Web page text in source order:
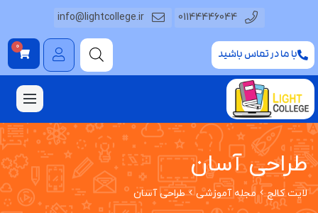
01144446044
info@lightcollege.ir
با ما در تماس باشید
0
طراحی آسان
لایت کالج مجله آموزشی طراحی آسان